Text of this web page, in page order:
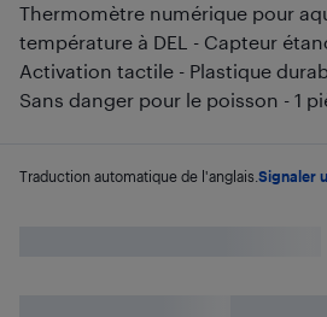
Thermomètre numérique pour
température à DEL - Capteur
Activation tactile - Plastique
Sans danger pour le poisson - 1
Traduction automatique de l'anglais. Signaler